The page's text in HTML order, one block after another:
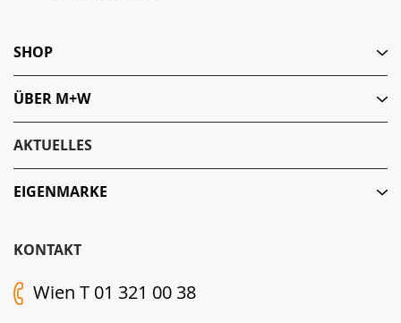
KONTAKT
Wien T 01 321 00 38
SHOP
ÜBER M+W
AKTUELLES
EIGENMARKE